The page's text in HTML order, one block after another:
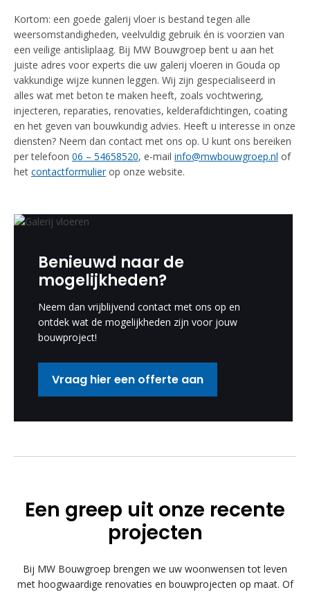
Kortom: een goede galerij vloer is bestand tegen alle
weersomstandigheden, veelvuldig gebruik én is voorzien van
een veilige antisliplaag. Bij MW Bouwgroep bent u aan het
juiste adres voor experts die uw galerij vloeren in Gouda op
vakkundige wijze kunnen leggen. Wij zijn gespecialiseerd in
alles wat met beton te maken heeft, zoals vochtwering,
injecteren, reparaties, renovaties, kelderafdichtingen, coating
en het geven van bouwkundig advies. Heeft u interesse in onze
diensten? Neem dan contact met ons op. U kunt ons bereiken
per telefoon 06 – 54658520, e-mail info@mwbouwgroep.nl of
het contactformulierop onze website.
Benieuwd naar de
mogelijkheden?
Neem dan vrijblijvend contact met ons op en
ontdek wat de mogelijkheden zijn voor jouw
bouwproject!
Vraag hier een offerte aan
Een greep uit onze recente
projecten
Bij MW Bouwgroep brengen we uw woonwensen tot leven
met hoogwaardige renovaties en bouwprojecten op maat. Of